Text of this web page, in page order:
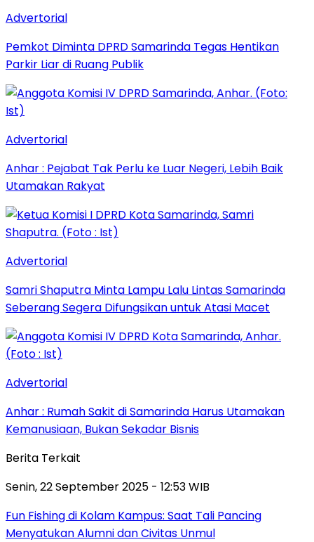
Advertorial
Pemkot Diminta DPRD Samarinda Tegas Hentikan
Parkir Liar di Ruang Publik
Advertorial
Anhar : Pejabat Tak Perlu ke Luar Negeri, Lebih Baik
Utamakan Rakyat
Advertorial
Samri Shaputra Minta Lampu Lalu Lintas Samarinda
Seberang Segera Difungsikan untuk Atasi Macet
Advertorial
Anhar : Rumah Sakit di Samarinda Harus Utamakan
Kemanusiaan, Bukan Sekadar Bisnis
Berita Terkait
Senin, 22 September 2025 - 12:53 WIB
Fun Fishing di Kolam Kampus: Saat Tali Pancing
Menyatukan Alumni dan Civitas Unmul